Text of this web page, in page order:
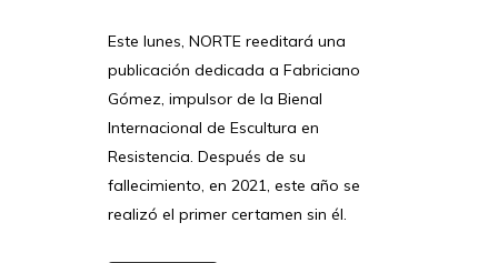
Este lunes, NORTE reeditará una
publicación dedicada a Fabriciano
Gómez, impulsor de la Bienal
Internacional de Escultura en
Resistencia. Después de su
fallecimiento, en 2021, este año se
realizó el primer certamen sin él.